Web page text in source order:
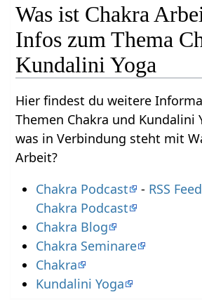
Was ist Chakra
Infos zum Thema
Kundalini Yoga
Hier findest du weitere
Themen Chakra und Kundalini
was in Verbindung steht mit
Arbeit?
Chakra Podcast
- RSS
Chakra Podcast
Chakra Blog
Chakra Seminare
Chakra
Kundalini Yoga